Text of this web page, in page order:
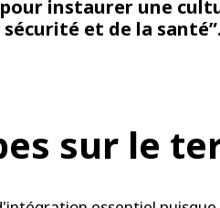
instaurer une
sécurité et de la santé”.
sur le